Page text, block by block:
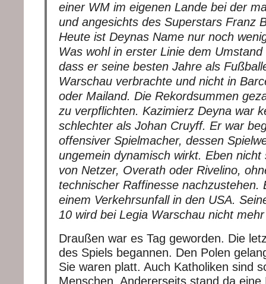
einer WM im eigenen Lande bei der
und angesichts des Superstars Franz
Heute ist Deynas Name nur noch
Was wohl in erster Linie dem
dass er seine besten Jahre als
Warschau verbrachte und nicht in
oder Mailand. Die Rekordsummen
zu verpflichten. Kazimierz Deyna war
schlechter als Johan Cruyff. Er war
offensiver Spielmacher, dessen
ungemein dynamisch wirkt. Eben nicht
von Netzer, Overath oder Rivelino,
technischer Raffinesse nachzustehen.
einem Verkehrsunfall in den USA.
10 wird bei Legia Warschau nicht
Draußen war es Tag geworden. Die
des Spiels begannen. Den Polen
Sie waren platt. Auch Katholiken sind
Menschen. Andererseits stand da